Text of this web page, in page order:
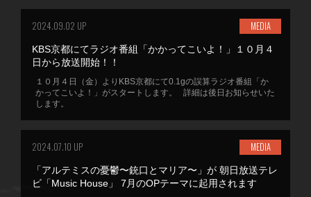
2024.09.02 UP MEDIA
KBS京都にてラジオ番組「かかってこいよ！」１０月４
日から放送開始！！
１０月４日（金）よりKBS京都にて0.1gの誤算ラジオ番組「か
かってこいよ！」がスタートします。 詳細は後日お知らせいた
します。
2024.07.10 UP MEDIA
「アルテミスの憂鬱〜銃口とマリア〜」が 朝日放送テレ
ビ「Music House」 7月のOPテーマに起用されます